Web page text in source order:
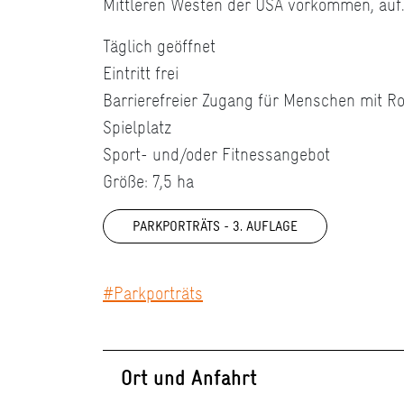
Täglich geöffnet
Eintritt frei
Barrierefreier Zugang für Menschen mit
Spielplatz
Sport- und/oder Fitnessangebot
Größe: 7,5 ha
PARKPORTRÄTS - 3. AUFLAGE
#Parkporträts
Ort und Anfahrt